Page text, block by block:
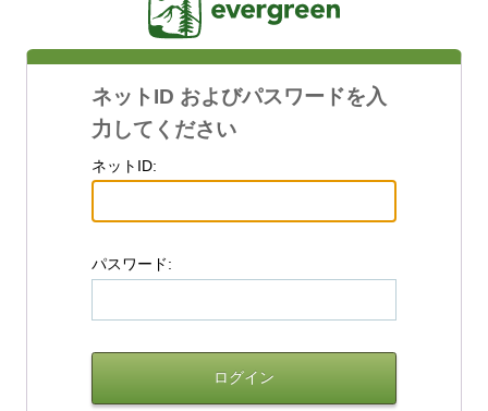
ネットID およびパスワードを入
力してください
ネットID:
パスワード: